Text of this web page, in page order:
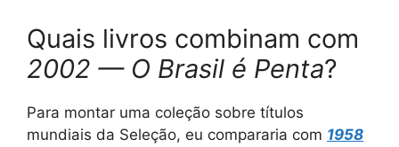
Quais livros combinam com
2002 — O Brasil é Penta?
Para montar uma coleção sobre títulos
mundiais da Seleção, eu compararia com 1958